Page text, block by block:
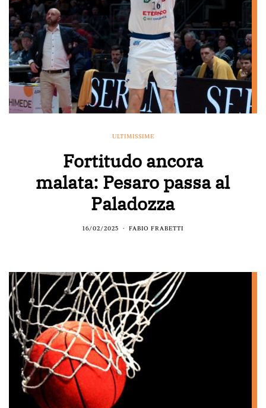
ULTIMISSIME
Fortitudo ancora
malata: Pesaro passa al
Paladozza
16/02/2025 FABIO FRABETTI